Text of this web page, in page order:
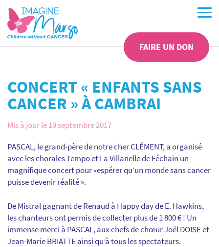
FAIRE UN DON
CONCERT « ENFANTS SANS
CANCER » À CAMBRAI
Mis à jour le 19 septembre 2017
PASCAL, le grand-père de notre cher CLÉMENT, a organisé
avec les chorales Tempo et La Villanelle de Féchain un
magnifique concert pour «espérer qu’un monde sans cancer
puisse devenir réalité ».
De Mistral gagnant de Renaud à Happy day de E. Hawkins,
les chanteurs ont permis de collecter plus de 1 800 € ! Un
immense merci à PASCAL, aux chefs de chœur Joël DOISE et
Jean-Marie BRIATTE ainsi qu’à tous les spectateurs.